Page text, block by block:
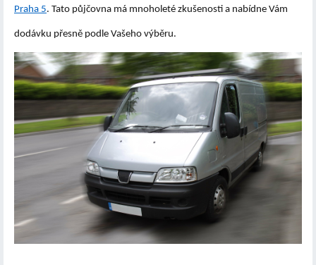
Praha 5. Tato půjčovna má mnoholeté zkušenosti a nabídne Vám
dodávku přesně podle Vašeho výběru.